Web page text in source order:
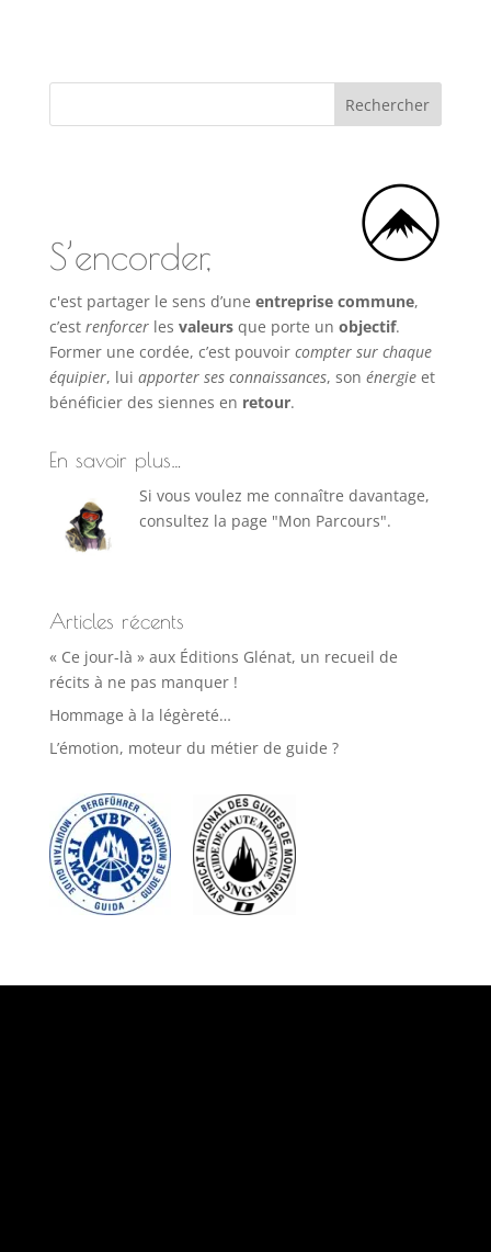
S’encorder,
c'est partager le sens d’une entreprise commune,
c’est renforcerles valeursque porte un objectif.
Former une cordée, c’est pouvoircompter sur chaque
équipier, lui apporter ses connaissances, son énergieet
bénéficier des siennes en retour.
En savoir plus…
Si vous voulez me connaître davantage,
consultez la page "Mon Parcours".
Articles récents
« Ce jour-là » aux Éditions Glénat, un recueil de
récits à ne pas manquer !
Hommage à la légèreté…
L’émotion, moteur du métier de guide ?